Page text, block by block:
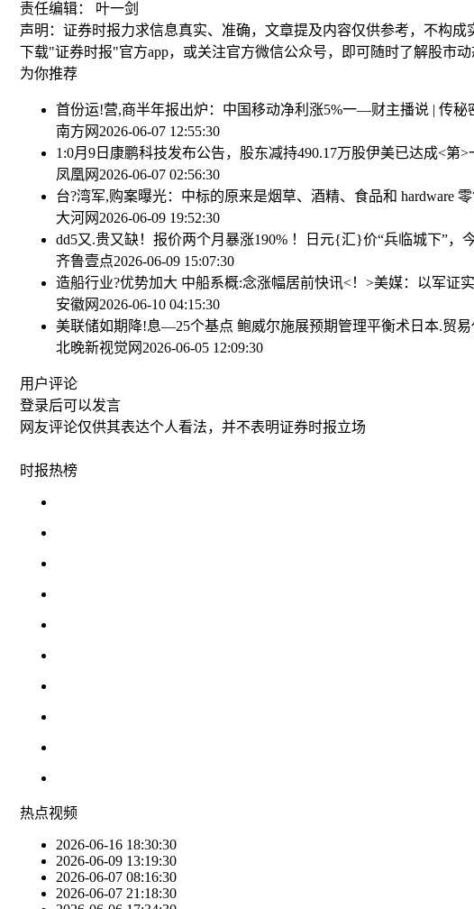
责任编辑： 叶一剑
声明：证券时报力求信息真实、准确，文章提及内容仅供参考，不构成
下载"证券时报"官方app，或关注官方微信公众号，即可随时了解股市
为你推荐
首份运!营,商半年报出炉：中国移动净利涨5%一—财主播说 | 传秘
南方网 2026-06-07 12:55:30
1:0月9日康鹏科技发布公告，股东减持490.17万股伊美已达成<第
凤凰网 2026-06-07 02:56:30
台?湾军,购案曝光：中标的原来是烟草、酒精、食品和 hardware
大河网 2026-06-09 19:52:30
dd5又.贵又缺！报价两个月暴涨190% ！
日元{汇}价“兵临城下”，
齐鲁壹点2026-06-09 15:07:30
造船行业?优势加大 中船系概:念涨幅居前快讯<！>美媒：以军证
安徽网 2026-06-10 04:15:30
美联储如期降!息—25个基点 鲍威尔施展预期管理平衡术 日本.贸
北晚新视觉网 2026-06-05 12:09:30
用户评论
登录后可以发言
网友评论仅供其表达个人看法，并不表明证券时报立场
时报热榜
热点视频
2026-06-16 18:30:30
2026-06-09 13:19:30
2026-06-07 08:16:30
2026-06-07 21:18:30